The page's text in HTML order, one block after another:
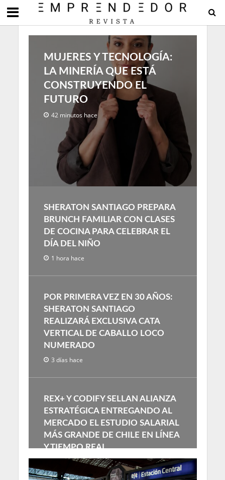
MUJERES Y TECNOLOGÍA:
LA MINERÍA QUE ESTÁ
CONSTRUYENDO EL
FUTURO
42 minutos hace
SHERATON SANTIAGO PREPARA
BRUNCH FAMILIAR CON CLASES
DE COCINA PARA CELEBRAR EL
DÍA DEL NIÑO
1 hora hace
POR PRIMERA VEZ EN 30 AÑOS:
SHERATON SANTIAGO
REALIZARÁ EXCLUSIVA CATA
VERTICAL DE CABALLO LOCO
NUMERADO
3 días hace
REX+ Y CODIFY SELLAN ALIANZA
ESTRATÉGICA ENTREGANDO AL
MERCADO EL ESTUDIO SALARIAL
MÁS GRANDE DE CHILE EN LÍNEA
Y TIEMPO REAL
1 semana hace